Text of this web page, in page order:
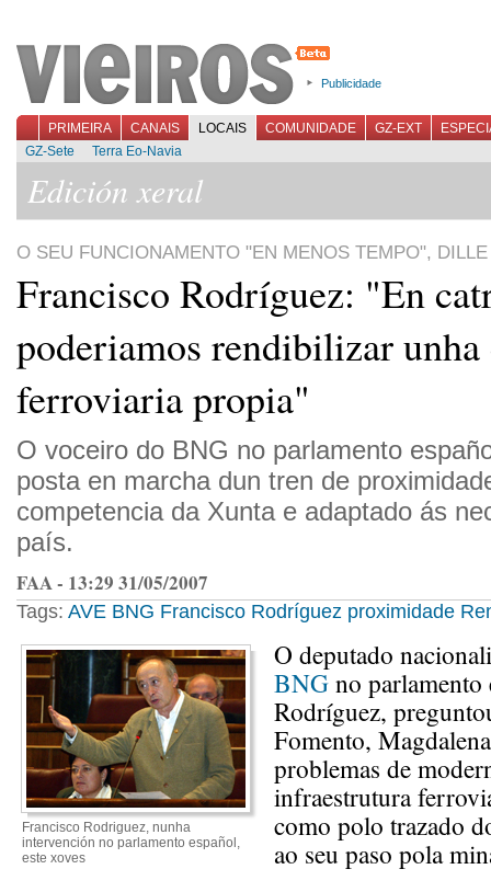
Publicidade
PRIMEIRA CANAIS LOCAIS COMUNIDADE GZ-EXT
GZ-Sete
Terra Eo-Navia
Edición xeral
O SEU FUNCIONAMENTO "EN MENOS TEMPO",
Francisco Rodríguez: "En
poderiamos rendibilizar
ferroviaria propia"
O voceiro do BNG no parlamento
posta en marcha dun tren de
competencia da Xunta e adaptado ás
país.
FAA - 13:29 31/05/2007
Tags: AVE BNG Francisco Rodríguez proximidade
Francisco Rodriguez, nunha
intervención no parlamento español,
este xoves
O deputado
BNGno parlamento
Rodríguez,
Fomento,
problemas de
infraestrutura
como polo trazado
ao seu paso pola